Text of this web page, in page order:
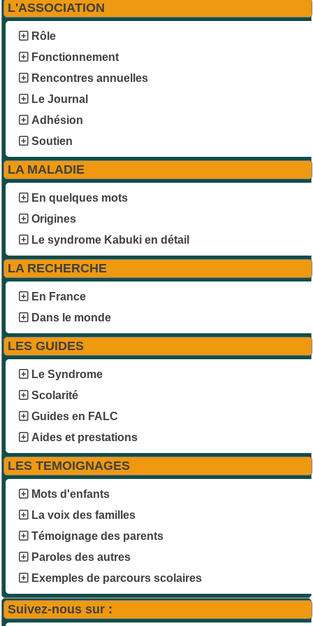
L'ASSOCIATION
Rôle
Fonctionnement
Rencontres annuelles
Le Journal
Adhésion
Soutien
LA MALADIE
En quelques mots
Origines
Le syndrome Kabuki en détail
LA RECHERCHE
En France
Dans le monde
LES GUIDES
Le Syndrome
Scolarité
Guides en FALC
Aides et prestations
LES TEMOIGNAGES
Mots d'enfants
La voix des familles
Témoignage des parents
Paroles des autres
Exemples de parcours scolaires
Suivez-nous sur :